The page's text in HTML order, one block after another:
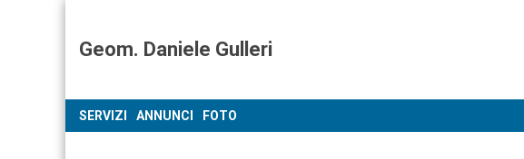
Geom. Daniele Gulleri
SERVIZI ANNUNCI FOTO